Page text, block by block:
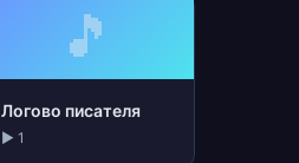
🎵
Логово писателя
▶ 1